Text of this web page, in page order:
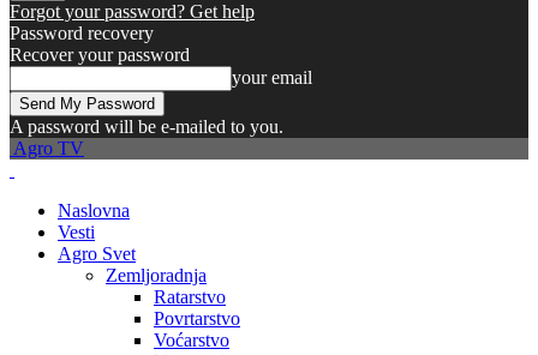
Forgot your password? Get help
Password recovery
Recover your password
your email
A password will be e-mailed to you.
Agro TV
Naslovna
Vesti
Agro Svet
Zemljoradnja
Ratarstvo
Povrtarstvo
Voćarstvo